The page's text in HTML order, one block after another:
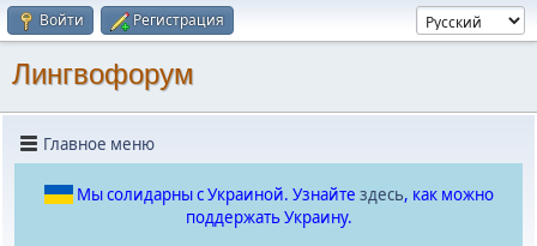
Войти Регистрация
Лингвофорум
Главное меню
Мы солидарны с Украиной. Узнайте здесь, как можно
поддержать Украину.